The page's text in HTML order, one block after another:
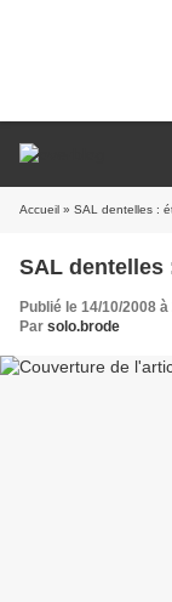
Accueil » SAL dentelles :
SAL dentelles
Publié le 14/10/2008
Par solo.brode